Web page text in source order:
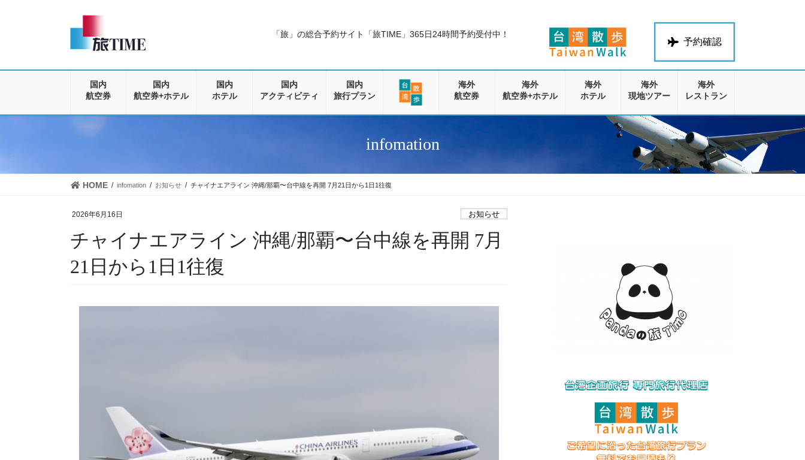
に
ョ
動
予約確認
「旅」の総合予約サイト「旅TIME」 365日24時間予約受付中！
国内
航空券
国内
航空券+ホテル
国内
ホテル
国内
アクティビティ
国内
旅行プラン
海外
航空券
海外
航空券+ホテル
海外
ホテル
海外
現地ツアー
海外
レストラン
infomation
HOME infomation お知らせ チャイナエアライン 沖縄/那覇〜台中線を再開 7月21日から1日1往復
2026年6月16日 お知らせ
チャイナエアライン 沖縄/那覇〜台中線を再開 7月
21日から1日1往復